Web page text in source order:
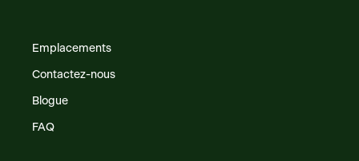
Emplacements
Contactez-nous
Blogue
FAQ